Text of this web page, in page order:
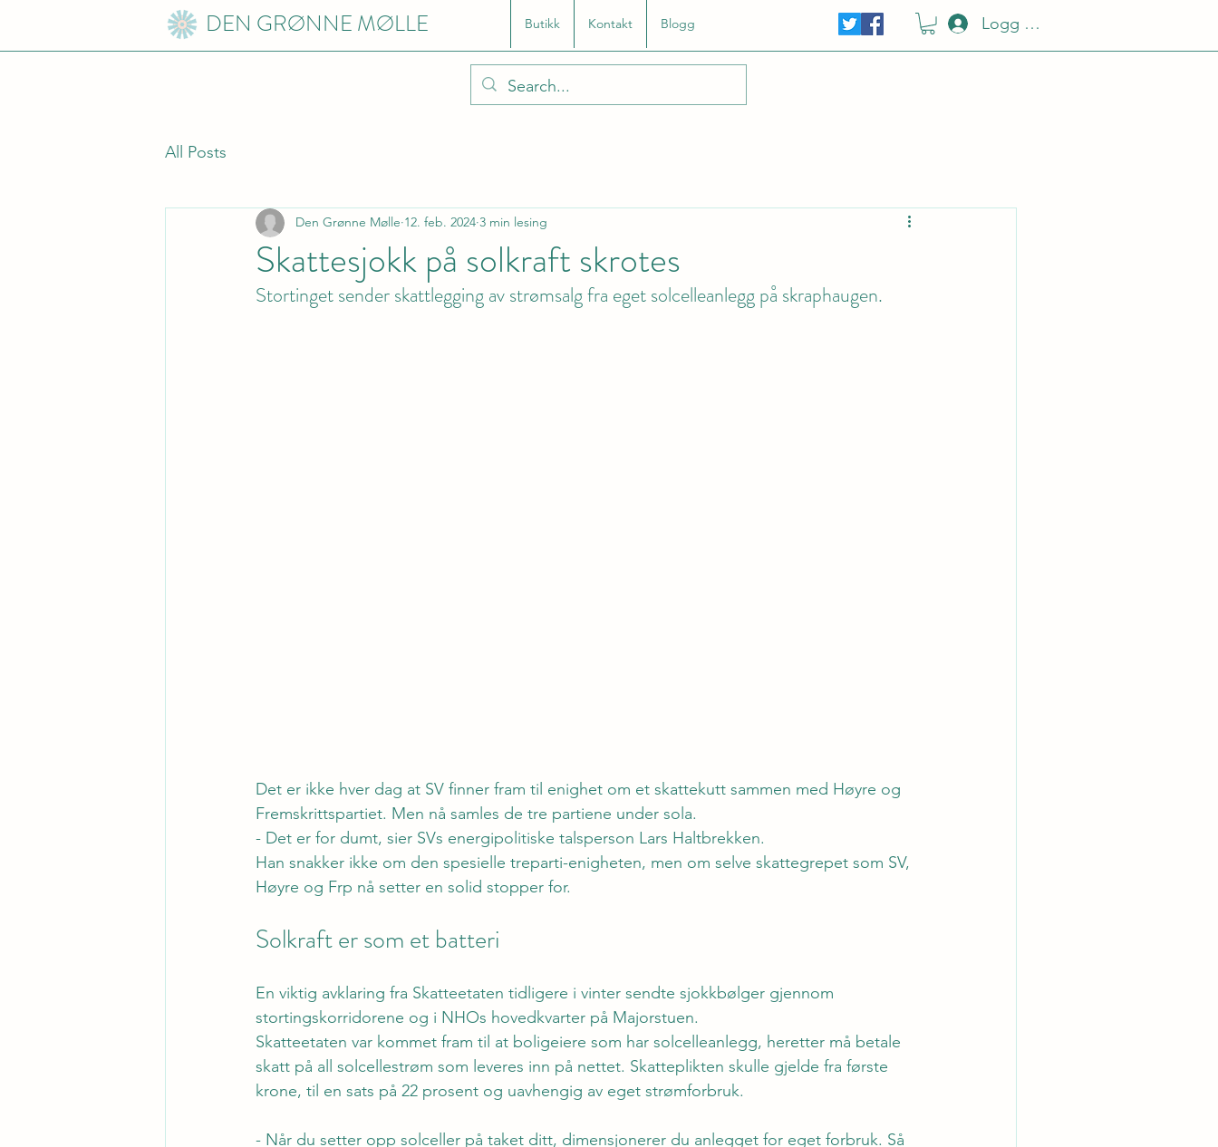
Butikk Kontakt Blogg Logg Inn
DEN GRØNNE MØLLE
All Posts
Skattesjokk på solkraft skrotes
Den Grønne Mølle 12. feb. 2024 3 min lesing
Stortinget sender skattlegging av strømsalg fra eget solcelleanlegg på skraphaugen.
Det er ikke hver dag at SV finner fram til enighet om et skattekutt sammen med Høyre og
Fremskrittspartiet. Men nå samles de tre partiene under sola.
- Det er for dumt, sier SVs energipolitiske talsperson Lars Haltbrekken.
Han snakker ikke om den spesielle treparti-enigheten, men om selve skattegrepet som SV,
Høyre og Frp nå setter en solid stopper for.
Solkraft er som et batteri
En viktig avklaring fra Skatteetaten tidligere i vinter sendte sjokkbølger gjennom
stortingskorridorene og i NHOs hovedkvarter på Majorstuen.
Skatteetaten var kommet fram til at boligeiere som har solcelleanlegg, heretter må betale
skatt på all solcellestrøm som leveres inn på nettet. Skatteplikten skulle gjelde fra første
krone, til en sats på 22 prosent og uavhengig av eget strømforbruk.
- Når du setter opp solceller på taket ditt, dimensjonerer du anlegget for eget forbruk. Så